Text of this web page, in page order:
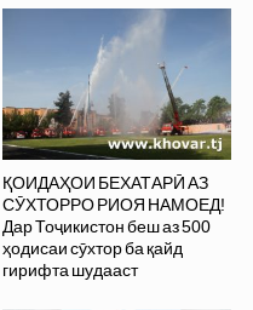
ҚОИДАҲОИ БЕХАТАРӢ АЗ
СӮХТОРРО РИОЯ НАМОЕД!
Дар Тоҷикистон беш аз 500
ҳодисаи сӯхтор ба қайд
гирифта шудааст